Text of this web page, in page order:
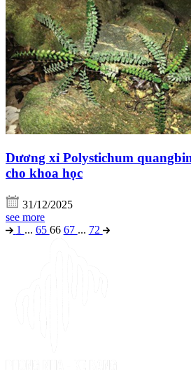
Dương xỉ Polystichum
cho khoa học
31/12/2025
see more
1 ... 65 66 67 ... 72